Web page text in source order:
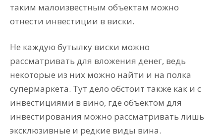
таким малоизвестным объектам можно
отнести инвестиции в виски.
Не каждую бутылку виски можно
рассматривать для вложения денег, ведь
некоторые из них можно найти и на полка
супермаркета. Тут дело обстоит также как и с
инвестициями в вино, где объектом для
инвестирования можно рассматривать лишь
эксклюзивные и редкие виды вина.